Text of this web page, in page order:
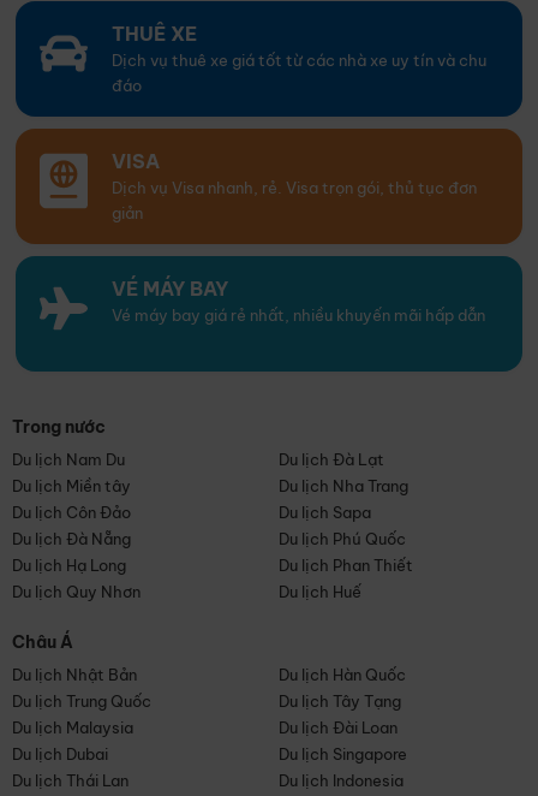
THUÊ XE
Dịch vụ thuê xe giá tốt từ các nhà xe uy tín và chu
đáo
VISA
Dịch vụ Visa nhanh, rẻ. Visa trọn gói, thủ tục đơn
giản
VÉ MÁY BAY
Vé máy bay giá rẻ nhất, nhiều khuyến mãi hấp dẫn
Trong nước
Du lịch Nam Du
Du lịch Đà Lạt
Du lịch Miền tây
Du lịch Nha Trang
Du lịch Côn Đảo
Du lịch Sapa
Du lịch Đà Nẵng
Du lịch Phú Quốc
Du lịch Hạ Long
Du lịch Phan Thiết
Du lịch Quy Nhơn
Du lịch Huế
Châu Á
Du lịch Nhật Bản
Du lịch Hàn Quốc
Du lịch Trung Quốc
Du lịch Tây Tạng
Du lịch Malaysia
Du lịch Đài Loan
Du lịch Dubai
Du lịch Singapore
Du lịch Thái Lan
Du lịch Indonesia